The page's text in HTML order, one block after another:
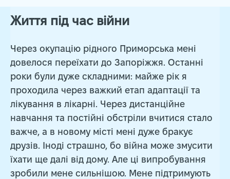
Життя під час війни
Через окупацію рідного Приморська мені
довелося переїхати до Запоріжжя. Останні
роки були дуже складними: майже рік я
проходила через важкий етап адаптації та
лікування в лікарні. Через дистанційне
навчання та постійні обстріли вчитися стало
важче, а в новому місті мені дуже бракує
друзів. Іноді страшно, бо війна може змусити
їхати ще далі від дому. Але ці випробування
зробили мене сильнішою. Мене підтримують